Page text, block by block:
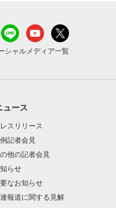
シャルメディア一覧
ュース
スリリース
記者会見
他の記者会見
らせ
なお知らせ
報道に関する見解